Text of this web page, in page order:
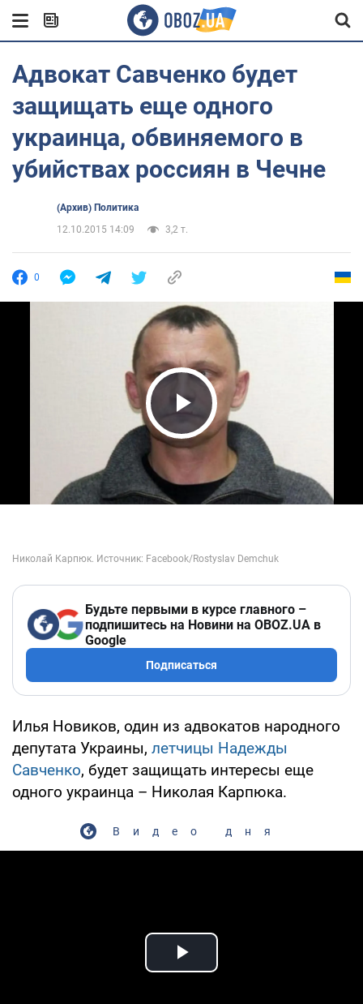
Адвокат Савченко будет
защищать еще одного
украинца, обвиняемого в
убийствах россиян в Чечне
(Архив) Политика
12.10.2015 14:09
3,2 т.
0
Play Video
Будьте первыми в курсе главного –
подпишитесь на Новини на OBOZ.UA в
Google
Подписаться
Илья Новиков, один из адвокатов народного
депутата Украины, летчицы Надежды
Савченко, будет защищать интересы еще
одного украинца – Николая Карпюка.
Видео дня
Play Video